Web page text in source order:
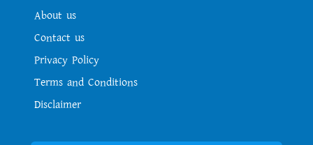
About us
Contact us
Privacy Policy
Terms and Conditions
Disclaimer